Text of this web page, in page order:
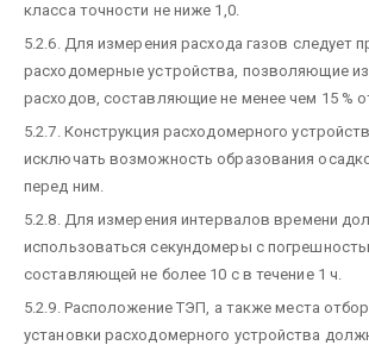
класса точности не ниже 1,0.
5.2.6. Для измерения расхода газов следует
расходомерные устройства, позволяющие
расходов, составляющие не менее чем 15 %
5.2.7. Конструкция расходомерного
исключать возможность образования
перед ним.
5.2.8. Для измерения интервалов времени
использоваться секундомеры с
составляющей не более 10 с в течение 1 ч.
5.2.9. Расположение ТЭП, а также места
установки расходомерного устройства